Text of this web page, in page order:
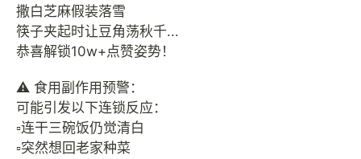
撒白芝麻假装落雪
筷子夹起时让豆角荡秋千...
恭喜解锁10w+点赞姿势！
⚠️ 食用副作用预警：
可能引发以下连锁反应：
▫️连干三碗饭仍觉清白
▫️突然想回老家种菜